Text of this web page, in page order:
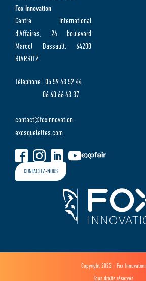
Fox Innovation
Centre International
d’Affaires, 24 boulevard
Marcel Dassault, 64200
BIARRITZ
Téléphone : 05 59 43 52 44
06 60 66 43 37
contact@foxinnovation-
exosquelettes.com
CONTACTEZ-NOUS
Copyright 2023 - Fox Innovation
Tous droits réservés